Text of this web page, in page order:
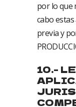
por lo que
cabo
previa y
10.-